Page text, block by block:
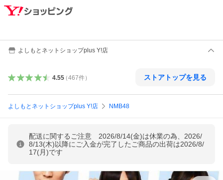
よしもとネットショップplus Y!店
4.55（467件） ストアトップを見る
よしもとネットショップplus Y!店 NMB48
配送に関するご注意 2026/8/14(金)は休業の為、2026/
8/13(木)以降にご入金が完了したご商品の出荷は2026/8/
17(月)です